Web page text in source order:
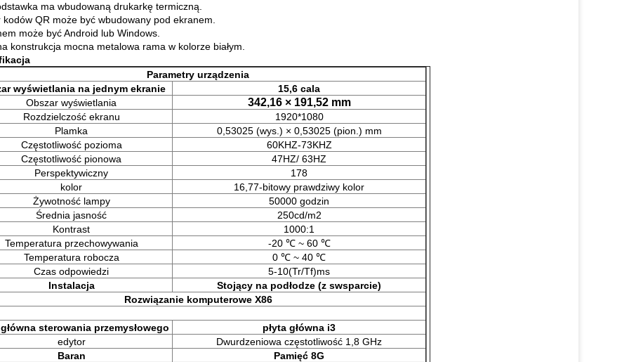
ma wbudowaną drukarkę termiczną.
kodów QR może być wbudowany pod ekranem.
może być Android lub Windows.
konstrukcja mocna metalowa rama w kolorze białym.
Parametry urządzenia
wyświetlania na jednym ekranie
15,6 cala
Obszar wyświetlania
342,16 × 191,52 mm
Rozdzielczość ekranu
1920*1080
Plamka
0,53025 (wys.) × 0,53025 (pion.) mm
Częstotliwość pozioma
60KHZ-73KHZ
Częstotliwość pionowa
47HZ/ 63HZ
Perspektywiczny
178
kolor
16,77-bitowy prawdziwy kolor
Żywotność lampy
50000 godzin
Średnia jasność
250cd/m2
Kontrast
1000:1
Temperatura przechowywania
-20 ℃ ~ 60 ℃
Temperatura robocza
0 ℃ ~ 40 ℃
Czas odpowiedzi
5-10(Tr/Tf)ms
Instalacja
Stojący na podłodze (z swsparcie)
Rozwiązanie komputerowe X86
główna sterowania przemysłowego
płyta główna i3
edytor
Dwurdzeniowa częstotliwość 1,8 GHz
Baran
Pamięć 8G